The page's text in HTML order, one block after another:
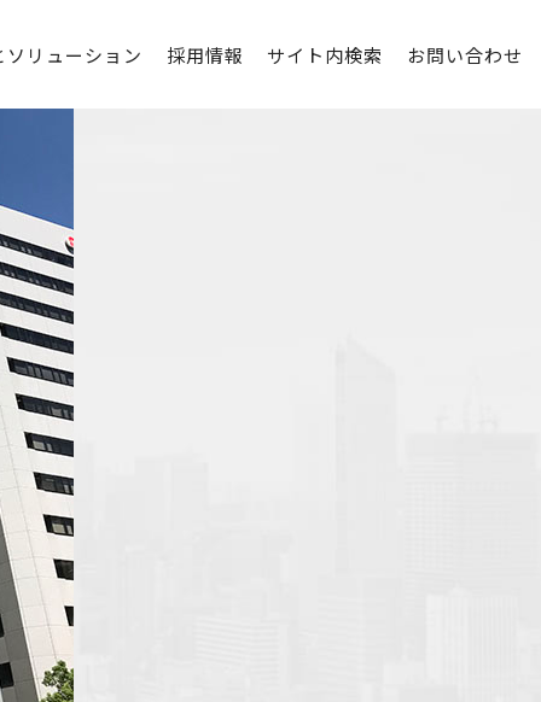
ソリューション 採用情報 サイト内検索 お問い合わせ